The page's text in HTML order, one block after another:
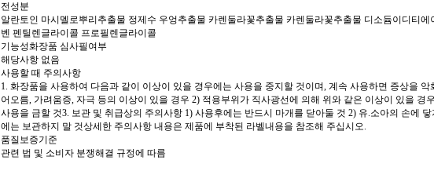
전성분
알란토인 마시멜로뿌리추출물 정제수 우엉추출물 카렌둘라꽃추출물 카렌둘라꽃추출물 디소듐이디티
벤 펜틸렌글라이콜 프로필렌글라이콜
기능성화장품 심사필여부
해당사항 없음
사용할 때 주의사항
1. 화장품을 사용하여 다음과 같이 이상이 있을 경우에는 사용을 중지할 것이며, 계속 사용하면 증상을
어오름, 가려움증, 자극 등의 이상이 있을 경우 2) 적용부위가 직사광선에 의해 위와 같은 이상이 있을
사용을 금할 것3. 보관 및 취급상의 주의사항 1) 사용후에는 반드시 마개를 닫아둘 것 2) 유.소아의 손에
에는 보관하지 말 것상세한 주의사항 내용은 제품에 부착된 라벨내용을 참조해 주십시오.
품질보증기준
관련 법 및 소비자 분쟁해결 규정에 따름